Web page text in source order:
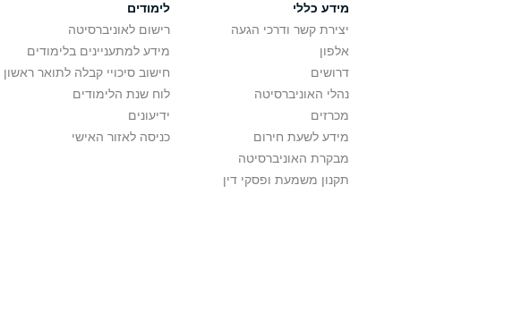
מידע כללי
יצירת קשר ודרכי הגעה
אלפון
דרושים
נהלי האוניברסיטה
מכרזים
מידע לשעת חירום
מבקרת האוניברסיטה
תקנון משמעת ופסקי דין
לימודים
רישום לאוניברסיטה
מידע למתעניינים בלימודים
חישוב סיכויי קבלה לתואר ראשון
לוח שנת הלימודים
ידיעונים
כניסה לאזור האישי